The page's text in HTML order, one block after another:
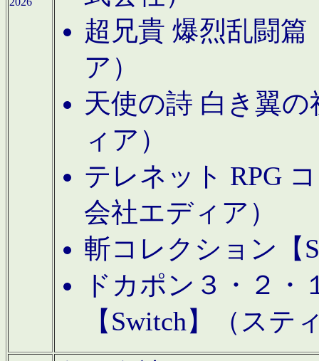
超兄貴 爆烈乱闘篇
ア）
天使の詩 白き翼
ィア）
テレネット RPG
会社エディア）
斬コレクション【
ドカポン３・２
【Switch】（ステ